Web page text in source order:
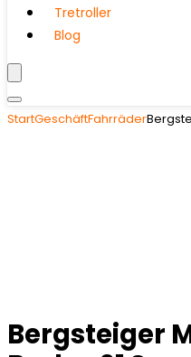
Tretroller
Blog
StartGeschäftFahrräder
Bergsteiger